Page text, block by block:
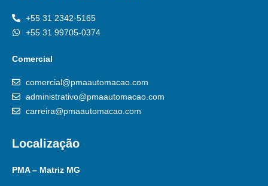
+55 31 2342-5165
+55 31 99705-0374
Comercial
comercial@pmaautomacao.com
administrativo@pmaautomacao.com
carreira@pmaautomacao.com
Localização
PMA – Matriz MG